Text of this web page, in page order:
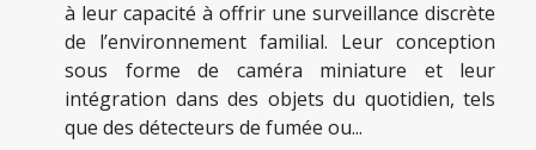
à leur capacité à offrir une surveillance discrète
de l’environnement familial. Leur conception
sous forme de caméra miniature et leur
intégration dans des objets du quotidien, tels
que des détecteurs de fumée ou...